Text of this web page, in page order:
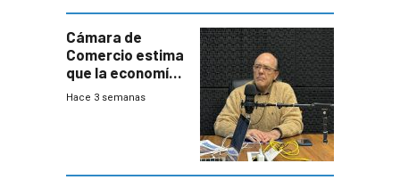
Cámara de
Comercio estima
que la economía
crecerá 1,6%
Hace 3 semanas